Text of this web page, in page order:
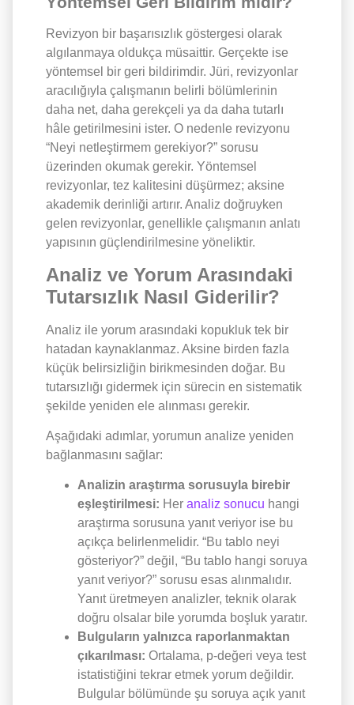
Revizyon bir başarısızlık göstergesi olarak
algılanmaya oldukça müsaittir. Gerçekte ise
yöntemsel bir geri bildirimdir. Jüri, revizyonlar
aracılığıyla çalışmanın belirli bölümlerinin
daha net, daha gerekçeli ya da daha tutarlı
hâle getirilmesini ister. O nedenle revizyonu
“Neyi netleştirmem gerekiyor?” sorusu
üzerinden okumak gerekir. Yöntemsel
revizyonlar, tez kalitesini düşürmez; aksine
akademik derinliği artırır. Analiz doğruyken
gelen revizyonlar, genellikle çalışmanın anlatı
yapısının güçlendirilmesine yöneliktir.
Analiz ve Yorum Arasındaki
Tutarsızlık Nasıl Giderilir?
Analiz ile yorum arasındaki kopukluk tek bir
hatadan kaynaklanmaz. Aksine birden fazla
küçük belirsizliğin birikmesinden doğar. Bu
tutarsızlığı gidermek için sürecin en sistematik
şekilde yeniden ele alınması gerekir.
Aşağıdaki adımlar, yorumun analize yeniden
bağlanmasını sağlar:
Analizin araştırma sorusuyla birebir
eşleştirilmesi: Her analiz sonucu hangi
araştırma sorusuna yanıt veriyor ise bu
açıkça belirlenmelidir. “Bu tablo neyi
gösteriyor?” değil, “Bu tablo hangi soruya
yanıt veriyor?” sorusu esas alınmalıdır.
Yanıt üretmeyen analizler, teknik olarak
doğru olsalar bile yorumda boşluk yaratır.
Bulguların yalnızca raporlanmaktan
çıkarılması: Ortalama, p-değeri veya test
istatistiğini tekrar etmek yorum değildir.
Bulgular bölümünde şu soruya açık yanıt